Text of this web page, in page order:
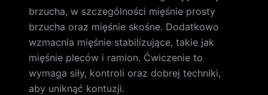
brzucha, w szczególności mięśnie prosty
brzucha oraz mięśnie skośne. Dodatkowo
wzmacnia mięśnie stabilizujące, takie jak
mięśnie pleców i ramion. Ćwiczenie to
wymaga siły, kontroli oraz dobrej techniki,
aby uniknąć kontuzji.